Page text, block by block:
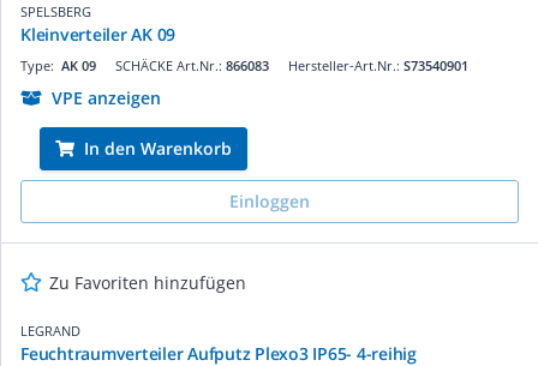
SPELSBERG
Kleinverteiler AK 09
SCHÄCKE Art.Nr.: 866083
Type: AK 09 Hersteller-Art.Nr.: S73540901
VPE anzeigen
In den Warenkorb
Einloggen
Zu Favoriten hinzufügen
LEGRAND
Feuchtraumverteiler Aufputz Plexo3 IP65- 4-reihig